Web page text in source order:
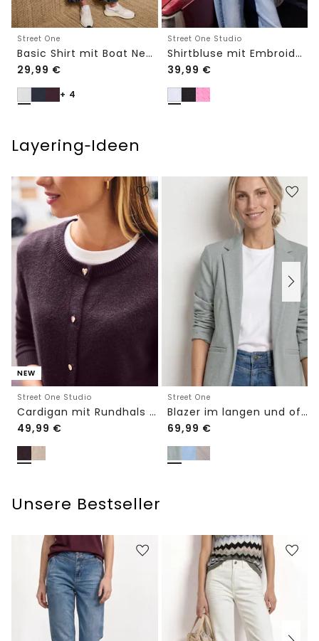
Street One
Basic Shirt mit Boat Neck und Elastikbund
29,99 €
+ 4
Street One Studio
Shirtbluse mit Embroidery-Front
39,99 €
Layering‑Ideen
NEW
Street One Studio
Cardigan mit Rundhals und Knöpfen
49,99 €
Street One
Blazer im langen und offenen Schnitt
69,99 €
Unsere Bestseller